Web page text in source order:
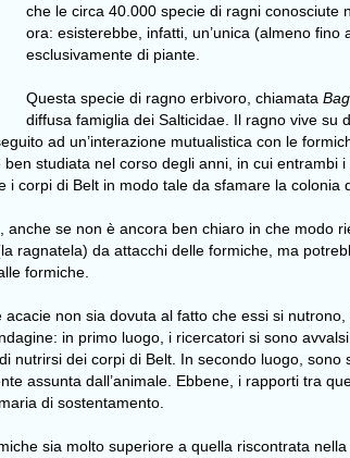
che le circa 40.000 specie di ragni
ora: esisterebbe, infatti, un’unica (almeno
esclusivamente di piante.
Questa specie di ragno erbivoro, chiamata
diffusa famiglia dei Salticidae. Il ragno vive su
ad un’interazione mutualistica con le
studiata nel corso degli anni, in cui entrambi
corpi di Belt in modo tale da sfamare la colonia
se non è ancora ben chiaro in che modo
ragnatela) da attacchi delle formiche, ma
formiche.
non sia dovuta al fatto che essi si
in primo luogo, i ricercatori si sono
nutrirsi dei corpi di Belt. In secondo luogo,
assunta dall’animale. Ebbene, i rapporti tra
di sostentamento.
sia molto superiore a quella riscontrata